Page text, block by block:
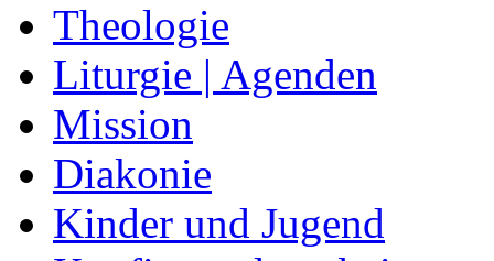
Theologie
Liturgie | Agenden
Mission
Diakonie
Kinder und Jugend